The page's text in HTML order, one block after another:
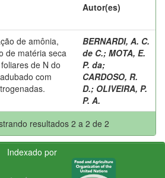
Autor(es)
de amônia,
de matéria seca
de N do
com
BERNARDI, A. C.
de C.; MOTA, E.
P. da;
CARDOSO, R.
D.; OLIVEIRA, P.
P. A.
resultados 2 a 2 de 2
Indexado por